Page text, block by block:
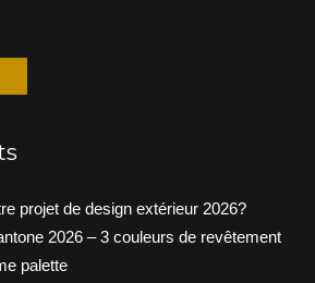
projet de design extérieur 2026?
2026 – 3 couleurs de revêtement
palette